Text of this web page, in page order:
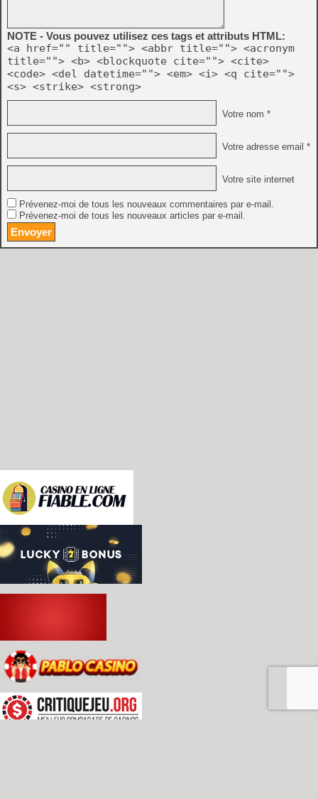
NOTE - Vous pouvez utilisez ces tags et attributs HTML:
<a href="" title=""> <abbr title=""> <acronym
title=""> <b> <blockquote cite=""> <cite>
<code> <del datetime=""> <em> <i> <q cite="">
<s> <strike> <strong>
Votre nom *
Votre adresse email *
Votre site internet
Prévenez-moi de tous les nouveaux commentaires par e-mail.
Prévenez-moi de tous les nouveaux articles par e-mail.